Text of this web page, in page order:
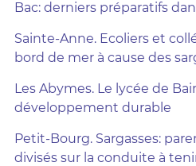
Bac: derniers préparatifs
Sainte-Anne. Ecoliers et
bord de mer à cause des
Les Abymes. Le lycée de
développement durable
Petit-Bourg. Sargasses:
divisés sur la conduite à